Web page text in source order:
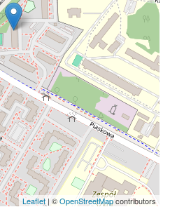
Leaflet| ©OpenStreetMapcontributors